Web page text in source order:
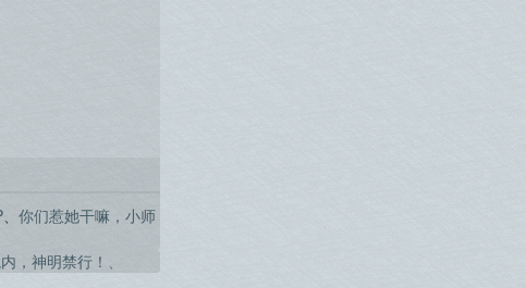
、 你们惹她干嘛，小师
，神明禁行！ 、